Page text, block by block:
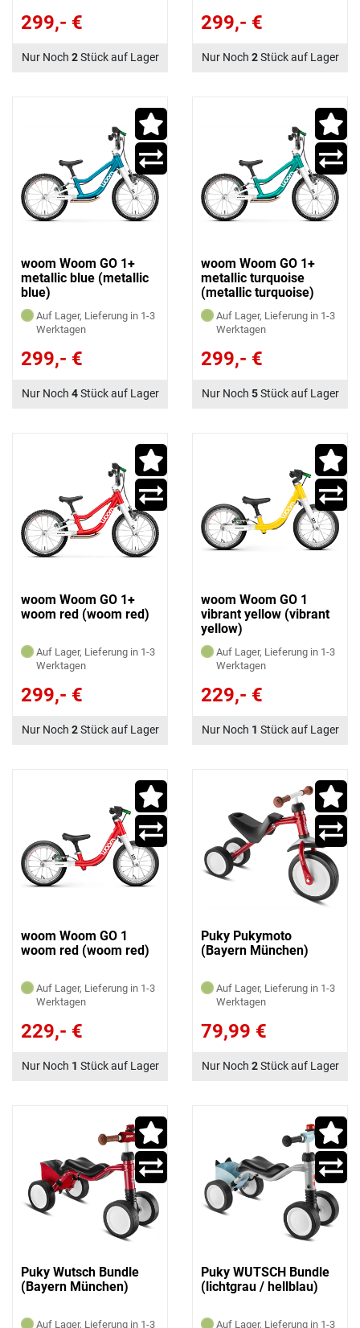
299,- €
Nur Noch 2Stück auf Lager
299,- €
Nur Noch 2Stück auf Lager
woom Woom GO 1+
metallic blue (metallic
blue)
Auf Lager, Lieferung in 1-3
Werktagen
299,- €
Nur Noch 4Stück auf Lager
woom Woom GO 1+
metallic turquoise
(metallic turquoise)
Auf Lager, Lieferung in 1-3
Werktagen
299,- €
Nur Noch 5Stück auf Lager
woom Woom GO 1+
woom red (woom red)
Auf Lager, Lieferung in 1-3
Werktagen
299,- €
Nur Noch 2Stück auf Lager
woom Woom GO 1
vibrant yellow (vibrant
yellow)
Auf Lager, Lieferung in 1-3
Werktagen
229,- €
Nur Noch 1 Stück auf Lager
woom Woom GO 1
woom red (woom red)
Auf Lager, Lieferung in 1-3
Werktagen
229,- €
Nur Noch 1 Stück auf Lager
Puky Pukymoto
(Bayern München)
Auf Lager, Lieferung in 1-3
Werktagen
79,99 €
Nur Noch 2Stück auf Lager
Puky Wutsch Bundle
(Bayern München)
Auf Lager, Lieferung in 1-3
Puky WUTSCH Bundle
(lichtgrau / hellblau)
Auf Lager, Lieferung in 1-3